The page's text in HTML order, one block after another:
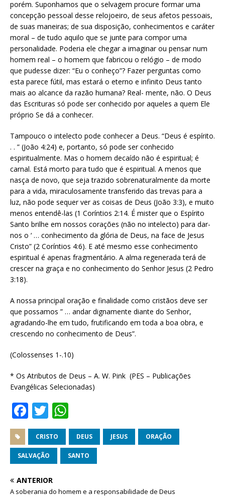
porém. Suponhamos que o selvagem procure formar uma
concepção pessoal desse relojoeiro, de seus afetos pessoais,
de suas maneiras; de sua disposição, conhecimentos e caráter
moral – de tudo aquilo que se junte para compor uma
personalidade. Poderia ele chegar a imaginar ou pensar num
homem real – o homem que fabricou o relógio – de modo
que pudesse dizer: “Eu o conheço”? Fazer perguntas como
esta parece fútil, mas estará o eterno e infinito Deus tanto
mais ao alcance da razão humana? Real- mente, não. O Deus
das Escrituras só pode ser conhecido por aqueles a quem Ele
próprio Se dá a conhecer.
Tampouco o intelecto pode conhecer a Deus. “Deus é espírito.
. . ” (João 4:24) e, portanto, só pode ser conhecido
espiritualmente. Mas o homem decaído não é espiritual; é
carnal. Está morto para tudo que é espiritual. A menos que
nasça de novo, que seja trazido sobrenaturalmente da morte
para a vida, miraculosamente transferido das trevas para a
luz, não pode sequer ver as coisas de Deus (João 3:3), e muito
menos entendê-las (1 Coríntios 2:14. É mister que o Espírito
Santo brilhe em nossos corações (não no intelecto) para dar-
nos o ‘ … conhecimento da glória de Deus, na face de Jesus
Cristo” (2 Coríntios 4:6). E até mesmo esse conhecimento
espiritual é apenas fragmentário. A alma regenerada terá de
crescer na graça e no conhecimento do Senhor Jesus (2 Pedro
3:18).
A nossa principal oração e finalidade como cristãos deve ser
que possamos ” … andar dignamente diante do Senhor,
agradando-lhe em tudo, frutificando em toda a boa obra, e
crescendo no conhecimento de Deus”.
(Colossenses 1-.10)
* Os Atributos de Deus – A. W. Pink (PES – Publicações
Evangélicas Selecionadas)
F
a
c
e
b
o
T
w
it
te
r
h
at
s
p
CRISTO DEUS JESUS ORAÇÃO
SALVAÇÃO SANTO
ANTERIOR
A soberania do homem e a responsabilidade de Deus